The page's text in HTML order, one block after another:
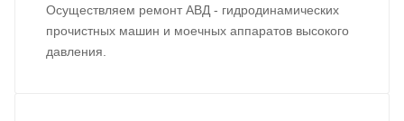
Осуществляем ремонт АВД - гидродинамических
прочистных машин и моечных аппаратов высокого
давления.